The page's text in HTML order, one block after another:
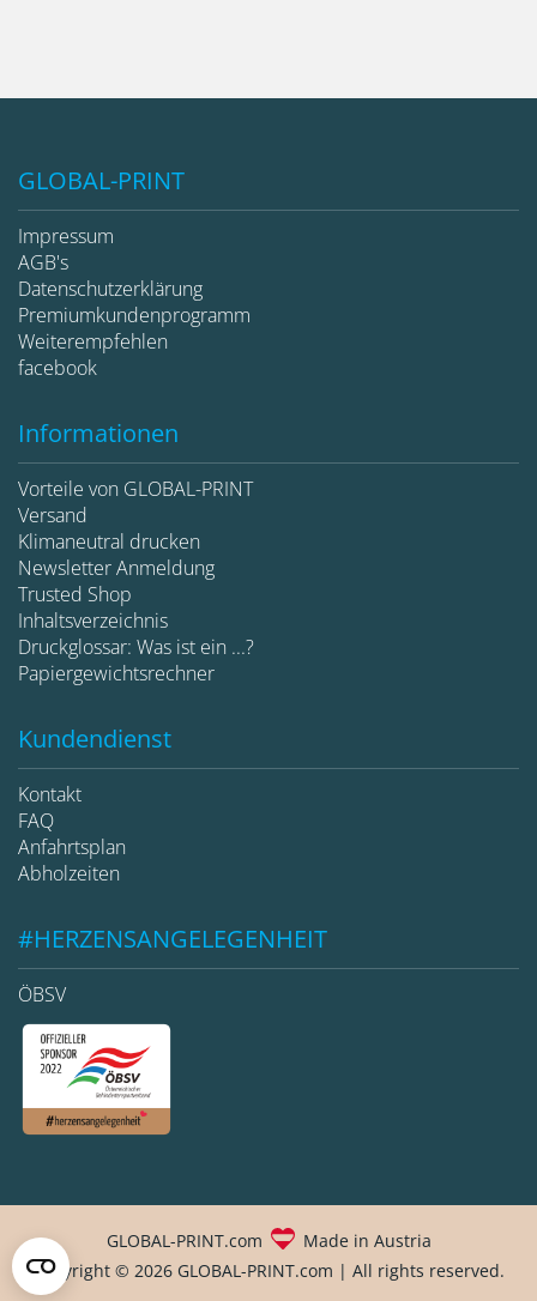
GLOBAL-PRINT
Impressum
AGB's
Datenschutzerklärung
Premiumkundenprogramm
Weiterempfehlen
facebook
Informationen
Vorteile von GLOBAL-PRINT
Versand
Klimaneutral drucken
Newsletter Anmeldung
Trusted Shop
Inhaltsverzeichnis
Druckglossar: Was ist ein ...?
Papiergewichtsrechner
Kundendienst
Kontakt
FAQ
Anfahrtsplan
Abholzeiten
#HERZENSANGELEGENHEIT
ÖBSV
GLOBAL-PRINT.com
Made in Austria
Copyright © 2026 GLOBAL-PRINT.com | All rights reserved.